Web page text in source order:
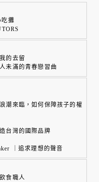
吃攤
的去留
未滿的青春戀習曲
潮來臨，如何保障孩子的權
台灣的國際品牌
｜追求理想的聲音
食職人